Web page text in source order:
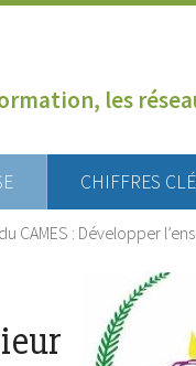
les
CHIFFRES
CAMES : Développer